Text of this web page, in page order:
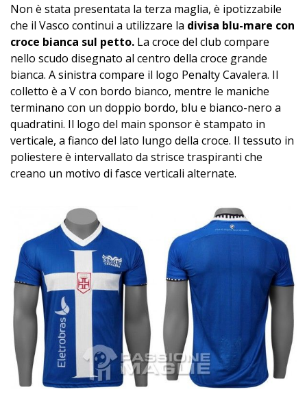
Non è stata presentata la terza maglia, è ipotizzabile
che il Vasco continui a utilizzare la divisa blu-mare con
croce bianca sul petto. La croce del club compare
nello scudo disegnato al centro della croce grande
bianca. A sinistra compare il logo Penalty Cavalera. Il
colletto è a V con bordo bianco, mentre le maniche
terminano con un doppio bordo, blu e bianco-nero a
quadratini. Il logo del main sponsor è stampato in
verticale, a fianco del lato lungo della croce. Il tessuto in
poliestere è intervallato da strisce traspiranti che
creano un motivo di fasce verticali alternate.